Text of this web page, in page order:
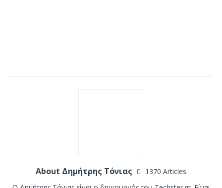
About Δημήτρης Τόνιας
1370 Articles